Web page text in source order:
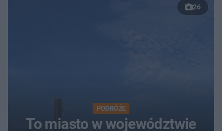
26
PODRÓŻE
To miasto w województwie